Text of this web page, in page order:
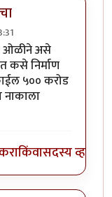
, तान्हाजी
ओळीने असे
कसे निर्माण
५०० करोड
नाकाला
किंवासदस्य व्हा